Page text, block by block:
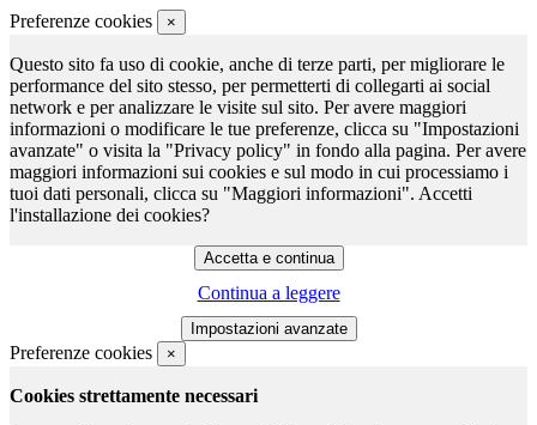
Preferenze cookies ×
Questo sito fa uso di cookie, anche di terze parti, per migliorare le
performance del sito stesso, per permetterti di collegarti ai social
network e per analizzare le visite sul sito. Per avere maggiori
informazioni o modificare le tue preferenze, clicca su "Impostazioni
avanzate" o visita la "Privacy policy" in fondo alla pagina. Per avere
maggiori informazioni sui cookies e sul modo in cui processiamo i
tuoi dati personali, clicca su "Maggiori informazioni". Accetti
l'installazione dei cookies?
Continua a leggere
Preferenze cookies ×
Cookies strettamente necessari